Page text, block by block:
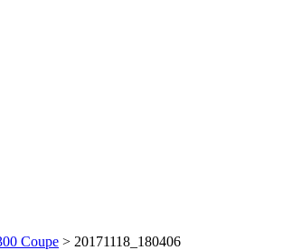
Coupe > 20171118_180406